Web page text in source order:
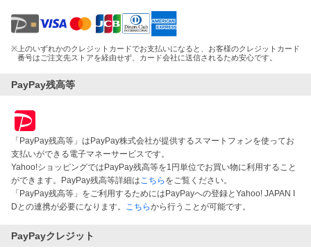
※ 上のいずれかのクレジットカードでお支払いになると、お客様のクレジットカード
番号はご注文先ストアを経由せず、カード会社に送信されるため安心です。
PayPay残高等
「PayPay残高等」はPayPay株式会社が提供するスマートフォンを使ってお
支払いができる電子マネーサービスです。
Yahoo!ショッピングではPayPay残高等を1円単位でお買い物に利用すること
ができます。PayPay残高等詳細はこちら をご覧ください。
「PayPay残高等」をご利用するためにはPayPayへの登録とYahoo! JAPAN I
Dとの連携が必要になります。 こちらから行うことが可能です。
PayPayクレジット